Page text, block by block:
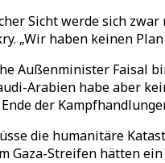
Sicht werde sich
„Wir haben keinen
Außenminister Faisal
Arabien habe aber
der
die humanitäre
Gaza-Streifen hätten